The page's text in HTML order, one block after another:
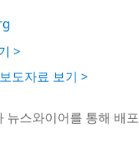
>
도자료 보기 >
뉴스와이어를 통해 배